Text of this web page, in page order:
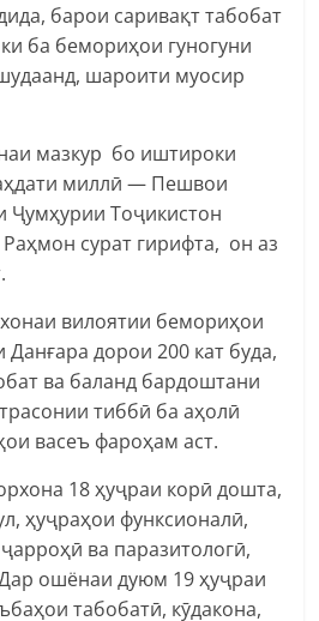
барои саривақт табобат
ба бемориҳои гуногуни
шароити муосир
мазкур бо иштироки
миллӣ — Пешвои
Ҷумҳурии Тоҷикистон
сурат гирифта, он аз
вилоятии бемориҳои
дорои 200 кат буда,
ва баланд бардоштани
тиббӣ ба аҳолӣ
васеъ фароҳам аст.
18 ҳуҷраи корӣ дошта,
ҳуҷраҳои функсионалӣ,
ва паразитологӣ,
ошёнаи дуюм 19 ҳуҷраи
табобатӣ, кӯдакона,